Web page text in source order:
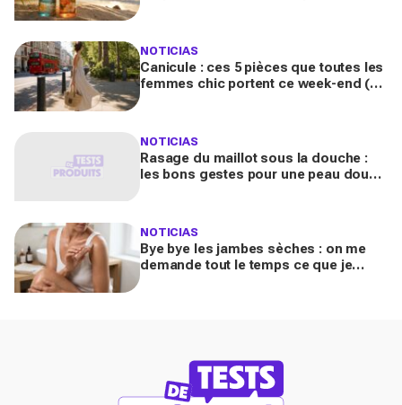
NOTICIAS
Canicule : ces 5 pièces que toutes les
femmes chic portent ce week-end (et
NOTICIAS
Rasage du maillot sous la douche :
les bons gestes pour une peau douce
NOTICIAS
Bye bye les jambes sèches : on me
demande tout le temps ce que je